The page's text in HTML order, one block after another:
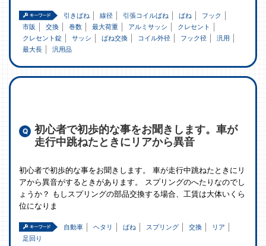
引きばね 線径 引張コイルばね ばね
フック
市販
交換 巻数 最大荷重 アルミサッシ
クレセント
クレセント錠
サッシ ばね交換 コイル外径 フック径
汎用
最大長
汎用品
初心者で初歩的な事をお聞きします。車が
走行中跳ねたときにリアから異音
初心者で初歩的な事をお聞きします。 車が走行中跳ねたときにリ
アから異音がするときがあります。 スプリングのへたりなのでし
ょうか？ もしスプリングの部品交換する場合、工賃は大体いくら
位になりま
自動車 ヘタリ ばね スプリング 交換
リア
足回り